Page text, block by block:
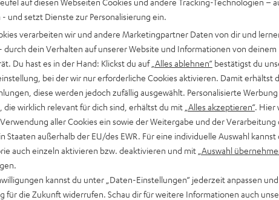
Keinen Store in der Nähe? Kein
beraten dich auch persönlich am
und setzt Dienste zur Personalisierung ein.
verarbeiten wir und andere Marketingpartner Daten von dir und
durch dein Verhalten auf unserer Website und Informationen von deinem
Du hast es in der Hand: Klickst du auf „Alles ablehnen“ bestätigst du
bei der wir nur erforderliche Cookies aktivieren. Damit erhältst
diese werden jedoch zufällig ausgewählt. Personalisierte
die wirklich relevant für dich sind, erhältst du mit „Alles akzeptieren“. Hier
aller Cookies ein sowie der Weitergabe und der Verarbeitung
Staaten außerhalb der EU/des EWR. Für eine individuelle Auswahl kannst
auch einzeln aktivieren bzw. deaktivieren und mit „Auswahl
kannst du unter „Daten-Einstellungen“ jederzeit anpassen
für die Zukunft widerrufen. Schau dir für weitere Informationen auch